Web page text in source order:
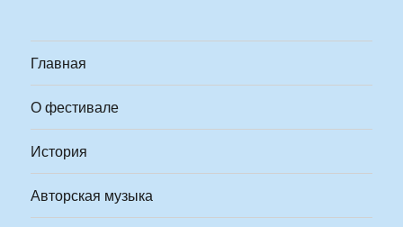
Главная
О фестивале
История
Авторская музыка